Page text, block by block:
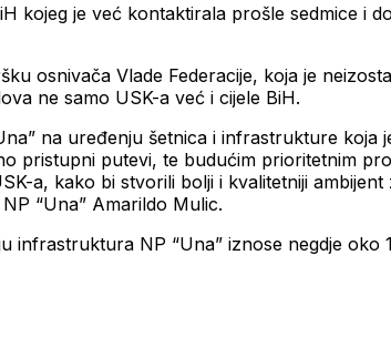
kojeg je već kontaktirala prošle sedmice i
osnivača Vlade Federacije, koja je
ne samo USK-a već i cijele BiH.
na uređenju šetnica i infrastrukture
pristupni putevi, te budućim prioritetnim
a, kako bi stvorili bolji i kvalitetniji
“Una” Amarildo Mulic.
infrastruktura NP “Una” iznose negdje oko